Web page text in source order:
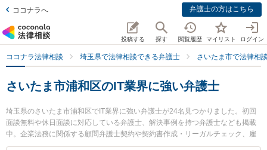
ココナラへ 弁護士の方はこちら
投稿する 探す 閲覧履歴 マイリスト ログイン
ココナラ法律相談 埼玉県で法律相談できる弁護士 さいたま市で法律相
さいたま市浦和区のIT業界に強い弁護士
埼玉県のさいたま市浦和区でIT業界に強い弁護士が24名見つかりました。初回
面談無料や休日面談に対応している弁護士、解決事例を持つ弁護士なども掲載
中。企業法務に関係する顧問弁護士契約や契約書作成・リーガルチェック、雇
用契約書・就業規則作成等の細かな分野での絞り込み検索もでき便利です。特